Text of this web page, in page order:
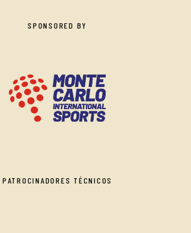
SPONSORED BY
PATROCINADORES TÉCNICOS